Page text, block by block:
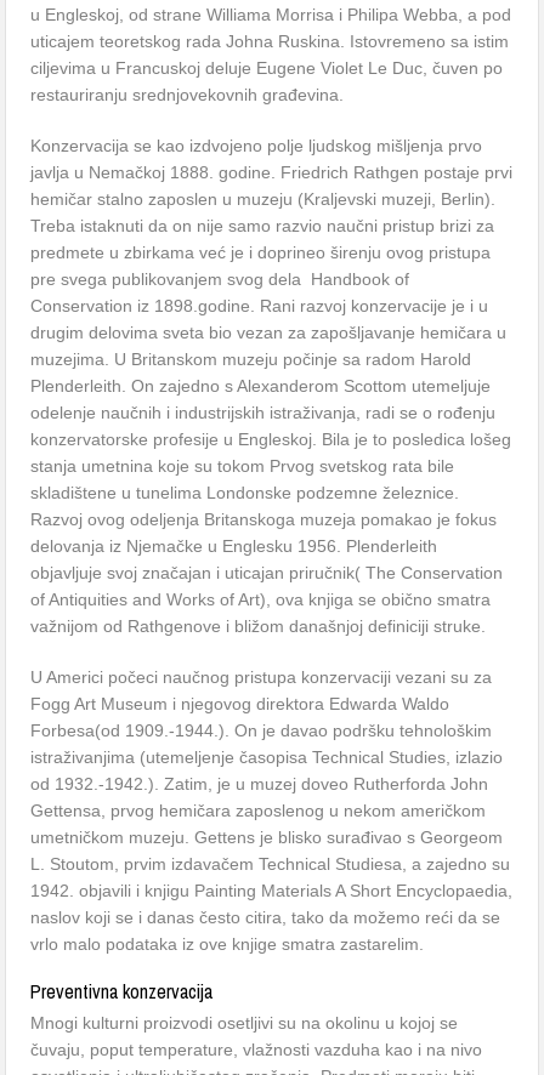
u Engleskoj, od strane Williama Morrisa i Philipa Webba, a pod
uticajem teoretskog rada Johna Ruskina. Istovremeno sa istim
ciljevima u Francuskoj deluje Eugene Violet Le Duc, čuven po
restauriranju srednjovekovnih građevina.
Konzervacija se kao izdvojeno polje ljudskog mišljenja prvo
javlja u Nemačkoj 1888. godine. Friedrich Rathgen postaje prvi
hemičar stalno zaposlen u muzeju (Kraljevski muzeji, Berlin).
Treba istaknuti da on nije samo razvio naučni pristup brizi za
predmete u zbirkama već je i doprineo širenju ovog pristupa
pre svega publikovanjem svog dela Handbook of
Conservation iz 1898.godine. Rani razvoj konzervacije je i u
drugim delovima sveta bio vezan za zapošljavanje hemičara u
muzejima. U Britanskom muzeju počinje sa radom Harold
Plenderleith. On zajedno s Alexanderom Scottom utemeljuje
odelenje naučnih i industrijskih istraživanja, radi se o rođenju
konzervatorske profesije u Engleskoj. Bila je to posledica lošeg
stanja umetnina koje su tokom Prvog svetskog rata bile
skladištene u tunelima Londonske podzemne železnice.
Razvoj ovog odeljenja Britanskoga muzeja pomakao je fokus
delovanja iz Njemačke u Englesku 1956. Plenderleith
objavljuje svoj značajan i uticajan priručnik( The Conservation
of Antiquities and Works of Art), ova knjiga se obično smatra
važnijom od Rathgenove i bližom današnjoj definiciji struke.
U Americi počeci naučnog pristupa konzervaciji vezani su za
Fogg Art Museum i njegovog direktora Edwarda Waldo
Forbesa(od 1909.-1944.). On je davao podršku tehnološkim
istraživanjima (utemeljenje časopisa Technical Studies, izlazio
od 1932.-1942.). Zatim, je u muzej doveo Rutherforda John
Gettensa, prvog hemičara zaposlenog u nekom američkom
umetničkom muzeju. Gettens je blisko surađivao s Georgeom
L. Stoutom, prvim izdavačem Technical Studiesa, a zajedno su
1942. objavili i knjigu Painting Materials A Short Encyclopaedia,
naslov koji se i danas često citira, tako da možemo reći da se
vrlo malo podataka iz ove knjige smatra zastarelim.
Preventivna konzervacija
Mnogi kulturni proizvodi osetljivi su na okolinu u kojoj se
čuvaju, poput temperature, vlažnosti vazduha kao i na nivo